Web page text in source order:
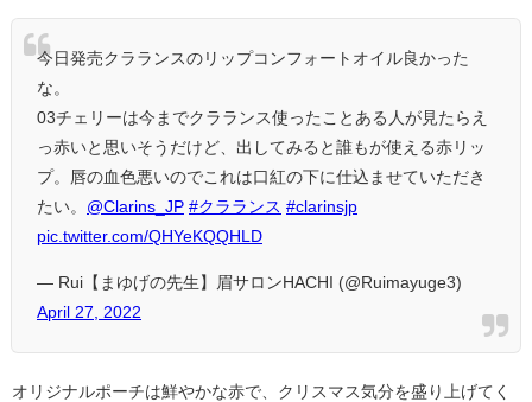
今日発売クラランスのリップコンフォートオイル良かった
な。
03チェリーは今までクラランス使ったことある人が見たらえ
っ赤いと思いそうだけど、出してみると誰もが使える赤リッ
プ。唇の血色悪いのでこれは口紅の下に仕込ませていただき
たい。 @Clarins_JP #クラランス #clarinsjp
pic.twitter.com/QHYeKQQHLD
— Rui【まゆげの先生】眉サロンHACHI (@Ruimayuge3)
April 27, 2022
オリジナルポーチは鮮やかな赤で、クリスマス気分を盛り上げてく